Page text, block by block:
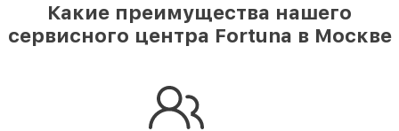
Какие преимущества нашего
сервисного центра Fortuna в Москве